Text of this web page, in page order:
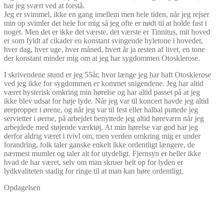
har jeg svært ved at forstå.
Jeg er svimmel, ikke en gang imellem men hele tiden, når jeg rejser
min op svimler det hele for mig så jeg ofte er nødt til at holde fast i
noget. Men det er ikke det værste, det værste er Tinnitus, mit hoved
er som fyldt af cikader en konstant svingende hyletone i hovedet,
hver dag, hver uge, hver måned, hvert år ja resten af livet, en tone
der konstant minder mig om at jeg har sygdommen Otosklerose.
I skrivendene stund er jeg 55år, hvor længe jeg har haft Otosklerose
ved jeg ikke for sygdommen er kommet snigendene. Jeg har altid
været hysterisk omkring min hørelse og har altid passet på at jeg
ikke blev udsat for høje lyde. Når jeg var til koncert havde jeg altid
ørepropper i ørene, og når jeg var til fest eller halbal puttede jeg
servietter i øerne, på arbejdet benyttede jeg altid høreværn når jeg
arbejdede med støjende værktøj. At min hørelse var god har jeg
derfor aldrig været i tvivl om, men verden omkring mig er under
forandring, folk taler ganske enkelt ikke ordentligt længere, de
nærmest mumler og taler alt for utydeligt. Fjernsyn er heller ikke
hvad de har været, selv om man skruer helt op for lyden er
lydkvaliteten stadig for ringe til at man kan høre ordentligt.
Opdagelsen